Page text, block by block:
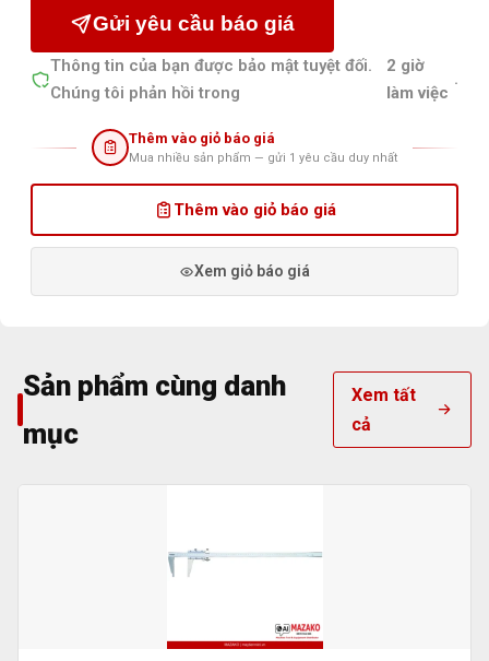
Gửi yêu cầu báo giá
Thông tin của bạn được bảo mật tuyệt đối.
Chúng tôi phản hồi trong
2 giờ
làm việc
.
Thêm vào giỏ báo giá
Mua nhiều sản phẩm — gửi 1 yêu cầu duy nhất
Thêm vào giỏ báo giá
Xem giỏ báo giá
Sản phẩm cùng danh
mục
Xem tất
cả